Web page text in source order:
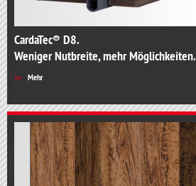
CardaTec® D8.
Weniger Nutbreite, mehr Möglichkeiten.
Mehr